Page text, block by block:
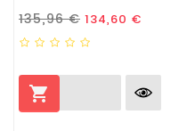
Prezzo Standard
135,96 € Prezzo
134,60 €
